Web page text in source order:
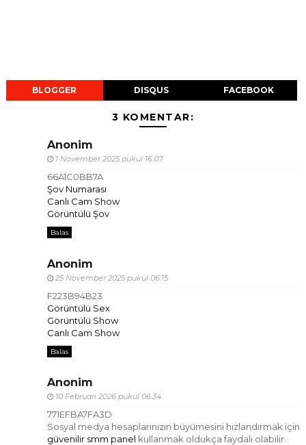
BLOGGER DISQUS FACEBOOK
3 KOMENTAR:
Anonim
1 November 2025 pukul 16.07
66A1C0BB7A
Şov Numarası
Canlı Cam Show
Görüntülü Şov
Balas
Anonim
25 November 2025 pukul 06.15
F223B94B23
Görüntülü Sex
Görüntülü Show
Canlı Cam Show
Balas
Anonim
10 Februari 2026 pukul 06.34
771EFBA7FA3D
Sosyal medya hesaplarınızın büyümesini hızlandırmak için
güvenilir smm panel kullanmak oldukça faydalı olabilir.